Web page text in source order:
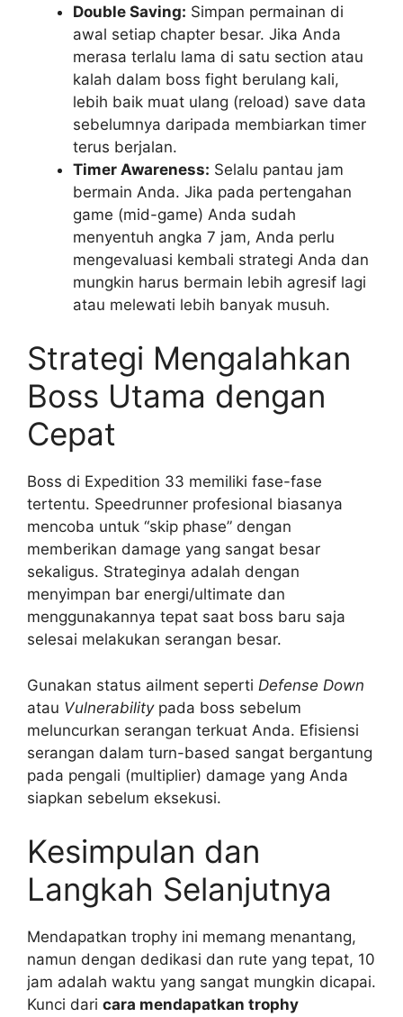
Double Saving: Simpan permainan di
awal setiap chapter besar. Jika Anda
merasa terlalu lama di satu section atau
kalah dalam boss fight berulang kali,
lebih baik muat ulang (reload) save data
sebelumnya daripada membiarkan timer
terus berjalan.
Timer Awareness: Selalu pantau jam
bermain Anda. Jika pada pertengahan
game (mid-game) Anda sudah
menyentuh angka 7 jam, Anda perlu
mengevaluasi kembali strategi Anda dan
mungkin harus bermain lebih agresif lagi
atau melewati lebih banyak musuh.
Strategi Mengalahkan
Boss Utama dengan
Cepat
Boss di Expedition 33 memiliki fase-fase
tertentu. Speedrunner profesional biasanya
mencoba untuk “skip phase” dengan
memberikan damage yang sangat besar
sekaligus. Strateginya adalah dengan
menyimpan bar energi/ultimate dan
menggunakannya tepat saat boss baru saja
selesai melakukan serangan besar.
Gunakan status ailment seperti Defense Down
atau Vulnerabilitypada boss sebelum
meluncurkan serangan terkuat Anda. Efisiensi
serangan dalam turn-based sangat bergantung
pada pengali (multiplier) damage yang Anda
siapkan sebelum eksekusi.
Kesimpulan dan
Langkah Selanjutnya
Mendapatkan trophy ini memang menantang,
namun dengan dedikasi dan rute yang tepat, 10
jam adalah waktu yang sangat mungkin dicapai.
Kunci dari cara mendapatkan trophy